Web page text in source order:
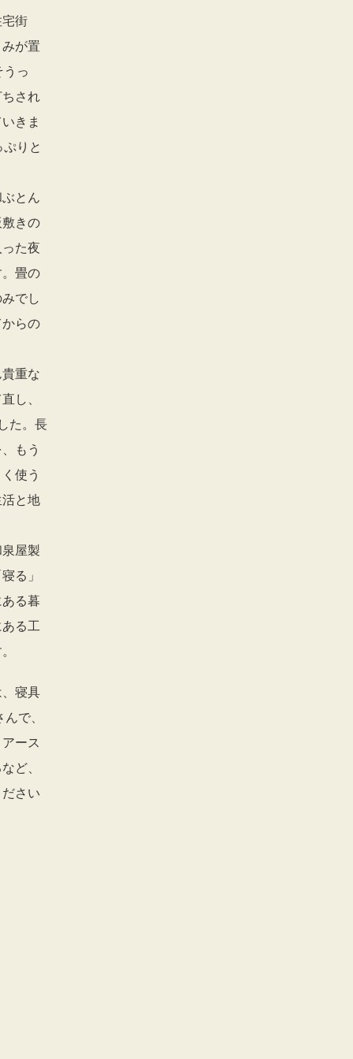
街
が置
っ
され
きま
りと
とん
きの
た夜
畳の
でし
らの
重な
し、
た。長
もう
使う
と地
屋製
る」
る暮
る工
寝具
で、
ース
ど、
さい